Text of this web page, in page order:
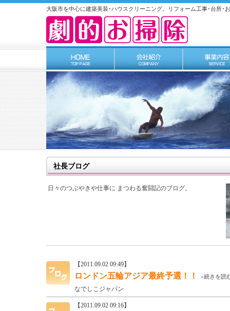
大阪市を中心に建築美装･ハウスクリーニング。リフォーム工事･台所･
社長ブログ
日々のつぶやきや仕事に まつわる奮闘記のブログ。
【2011.09.02 09:49】
ロンドン五輪アジア最終予選！！ »続きを読
なでしこジャパン
【2011.09.02 09:16】